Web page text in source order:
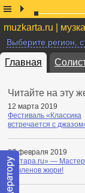
muzkarta.ru |
Выберите регион,
Главная
Читайте на эту
12 марта 2019
Фестиваль «Классика
встречается с
07 февраля 2019
«Гитара.ru» —
от членов жюри!